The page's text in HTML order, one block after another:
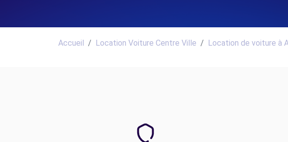
Accueil Location Voiture Centre Ville Location de voiture à